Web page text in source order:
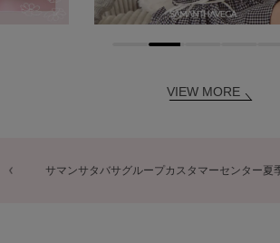
VIEW MORE
商品に関するお詫びとお知らせ